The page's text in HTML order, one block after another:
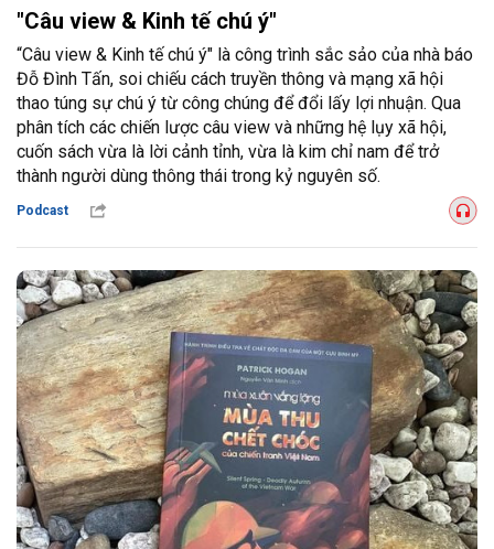
"Câu view & Kinh tế chú ý"
“Câu view & Kinh tế chú ý" là công trình sắc sảo của nhà báo
Đỗ Đình Tấn, soi chiếu cách truyền thông và mạng xã hội
thao túng sự chú ý từ công chúng để đổi lấy lợi nhuận. Qua
phân tích các chiến lược câu view và những hệ lụy xã hội,
cuốn sách vừa là lời cảnh tỉnh, vừa là kim chỉ nam để trở
thành người dùng thông thái trong kỷ nguyên số.
Podcast